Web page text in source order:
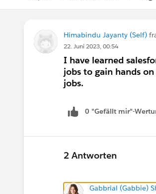
Himabindu Jayanty (Self)
22. Juni 2023, 00:54
I have learned
jobs to gain hands
jobs.
0 "Gefällt mir"-
2 Antworten
Gabbrial (Gabbie)